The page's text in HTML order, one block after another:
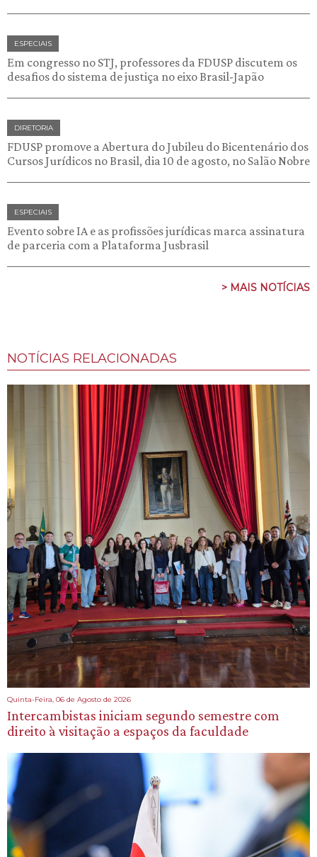
ESPECIAIS
Em congresso no STJ, professores da FDUSP discutem os
desafios do sistema de justiça no eixo Brasil-Japão
DIRETORIA
FDUSP promove a Abertura do Jubileu do Bicentenário dos
Cursos Jurídicos no Brasil, dia 10 de agosto, no Salão Nobre
ESPECIAIS
Evento sobre IA e as profissões jurídicas marca assinatura
de parceria com a Plataforma Jusbrasil
> MAIS NOTÍCIAS
NOTÍCIAS RELACIONADAS
Quinta-Feira, 06 de Agosto de 2026
Intercambistas iniciam segundo semestre com
direito à visitação a espaços da faculdade